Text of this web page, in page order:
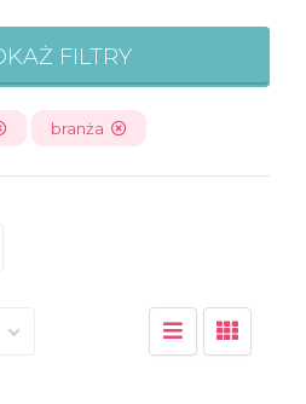
FILTRY
branża